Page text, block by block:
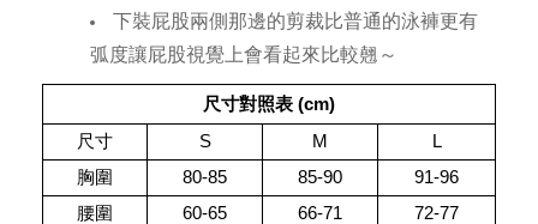
下裝屁股兩側那邊的剪裁比普通的泳褲更有
弧度讓屁股視覺上會看起來比較翹～
尺寸對照表 (cm)
尺寸
S M
L
胸圍
80-85 85-90
91-96
腰圍
60-65 66-71
72-77